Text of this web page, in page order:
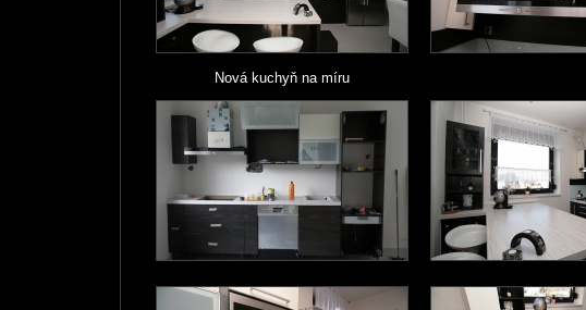
Nová kuchyň na míru